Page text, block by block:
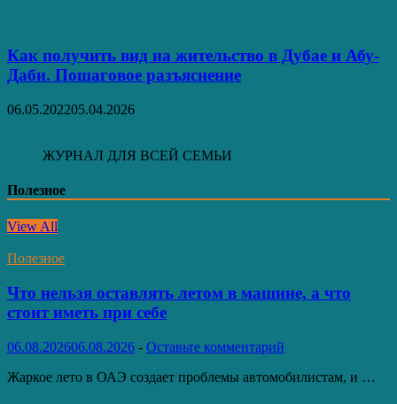
Как получить вид на жительство в Дубае и Абу-
Даби. Пошаговое разъяснение
06.05.202205.04.2026
ЖУРНАЛ ДЛЯ ВСЕЙ СЕМЬИ
Полезное
View All
Полезное
Что нельзя оставлять летом в машине, а что
стоит иметь при себе
06.08.202606.08.2026 - Оставьте комментарий
Жаркое лето в ОАЭ создает проблемы автомобилистам, и …